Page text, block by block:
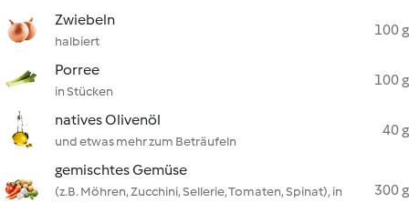
Zwiebeln
halbiert
100 g
Porree
in Stücken
100 g
natives Olivenöl
und etwas mehr zum Beträufeln
40 g
gemischtes Gemüse
(z.B. Möhren, Zucchini, Sellerie, Tomaten, Spinat), in
300 g